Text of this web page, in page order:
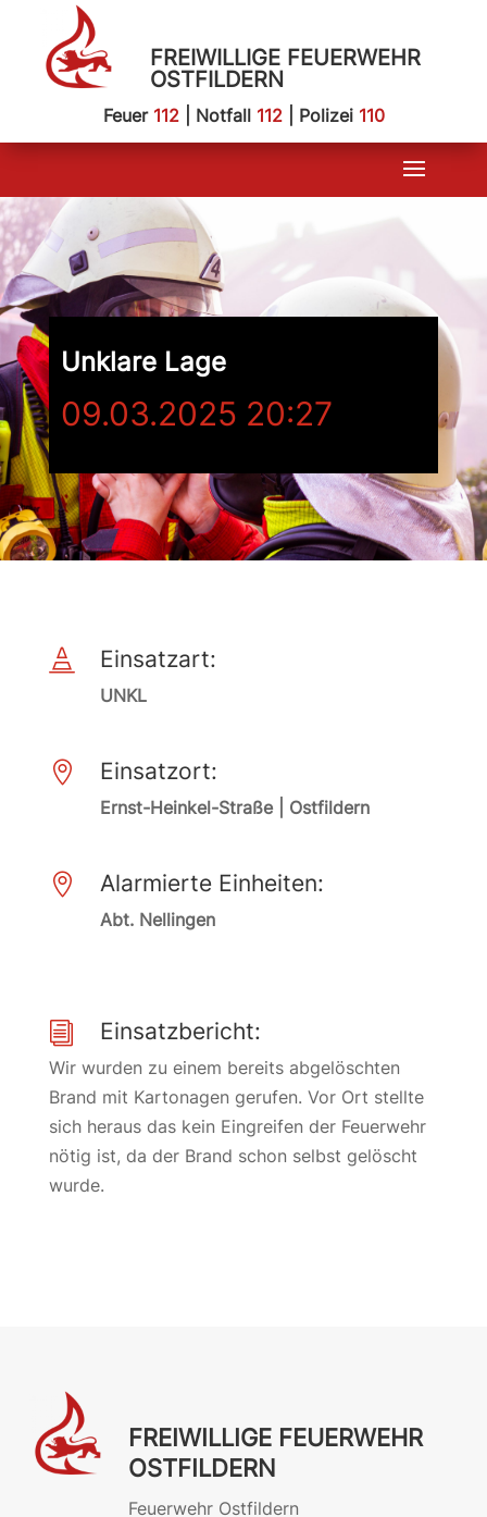
FREIWILLIGE FEUERWEHR
OSTFILDERN
Feuer 112| Notfall 112| Polizei 110
Unklare Lage
09.03.2025 20:27
 Einsatzart:
UNKL
 Einsatzort:
Ernst-Heinkel-Straße | Ostfildern
 Alarmierte Einheiten:
Abt. Nellingen
i Einsatzbericht:
Wir wurden zu einem bereits abgelöschten
Brand mit Kartonagen gerufen. Vor Ort stellte
sich heraus das kein Eingreifen der Feuerwehr
nötig ist, da der Brand schon selbst gelöscht
wurde.
FREIWILLIGE FEUERWEHR
OSTFILDERN
Feuerwehr Ostfildern